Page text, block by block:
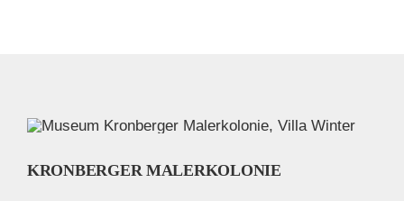
KRONBERGER MALERKOLONIE